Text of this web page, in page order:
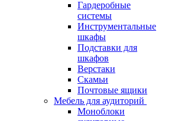
Гардеробные
системы
Инструментальные
шкафы
Подставки для
шкафов
Верстаки
Скамьи
Почтовые ящики
Мебель для аудиторий
Моноблоки